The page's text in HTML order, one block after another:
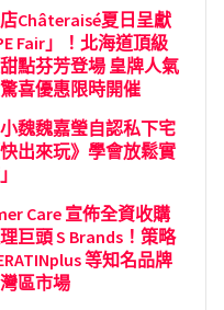
Châteraisé夏日呈獻
Fair」！北海道頂級
點芬芳登場 皇牌人氣
喜優惠限時開催
小魏魏嘉瑩自認私下宅
出來玩》學會放鬆實
Care 宣佈全資收購
巨頭 S Brands！策略
等知名品牌
區市場